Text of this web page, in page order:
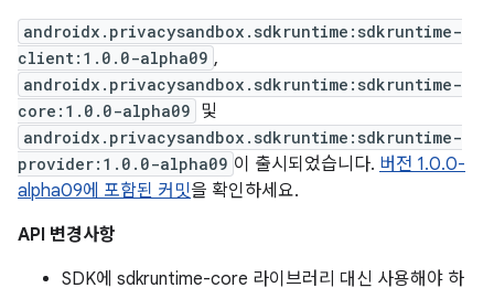
androidx.privacysandbox.sdkruntime:sdkruntime-
client:1.0.0-alpha09 ,
androidx.privacysandbox.sdkruntime:sdkruntime-
core:1.0.0-alpha09 및
androidx.privacysandbox.sdkruntime:sdkruntime-
provider:1.0.0-alpha09 이 출시되었습니다. 버전 1.0.0-
alpha09에 포함된 커밋을 확인하세요.
API 변경사항
SDK에 sdkruntime-core 라이브러리 대신 사용해야 하